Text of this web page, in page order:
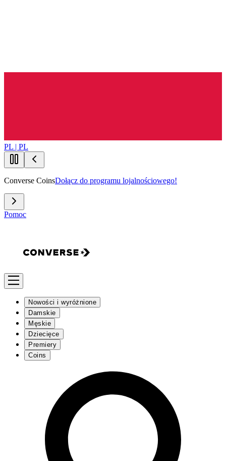
PL | PL
Converse CoinsDołącz do programu lojalnościowego!
Pomoc
Nowości i wyróżnione
Damskie
Męskie
Dziecięce
Premiery
Coins